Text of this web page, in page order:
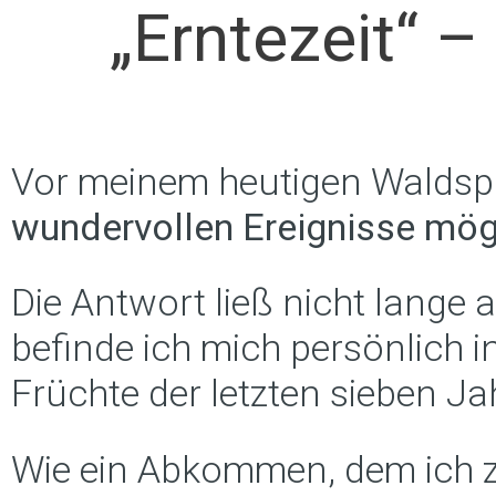
„Erntezeit“
Vor meinem heutigen
wundervollen Ereignisse
Die Antwort ließ nicht lange
befinde ich mich persönlich
Früchte der letzten sieben
Wie ein Abkommen, dem